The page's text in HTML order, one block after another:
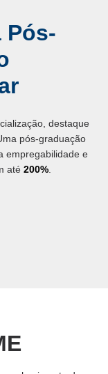
Pós-
destaque
pós-graduação
empregabilidade e
até 200%.